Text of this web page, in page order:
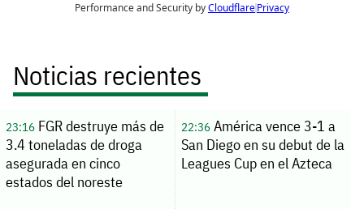
Noticias recientes
23:16FGR destruye más de
3.4 toneladas de droga
asegurada en cinco
estados del noreste
22:36América vence 3-1 a
San Diego en su debut de la
Leagues Cup en el Azteca